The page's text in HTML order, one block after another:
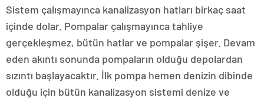
Sistem çalışmayınca kanalizasyon hatları birkaç saat
içinde dolar. Pompalar çalışmayınca tahliye
gerçekleşmez, bütün hatlar ve pompalar şişer. Devam
eden akıntı sonunda pompaların olduğu depolardan
sızıntı başlayacaktır. İlk pompa hemen denizin dibinde
olduğu için bütün kanalizasyon sistemi denize ve